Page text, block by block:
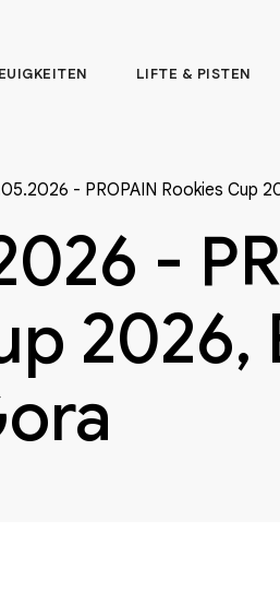
LIFTE & PISTEN
- PROPAIN Rookies Cup
-
2026,